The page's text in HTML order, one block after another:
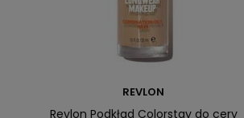
REVLON
Revlon Podkład Colorstay do cery